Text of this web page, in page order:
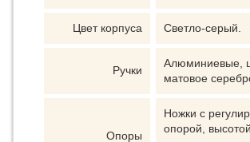
Цвет корпуса Светло-серый.
Ручки
Алюминиевые,
матовое
Опоры
Ножки с
опорой,